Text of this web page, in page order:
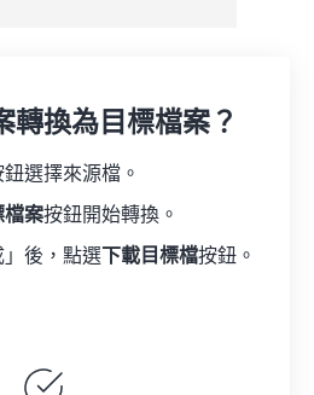
轉換為目標檔案？
選擇來源檔。
檔案按鈕開始轉換。
後，點選 下載目標檔按鈕。